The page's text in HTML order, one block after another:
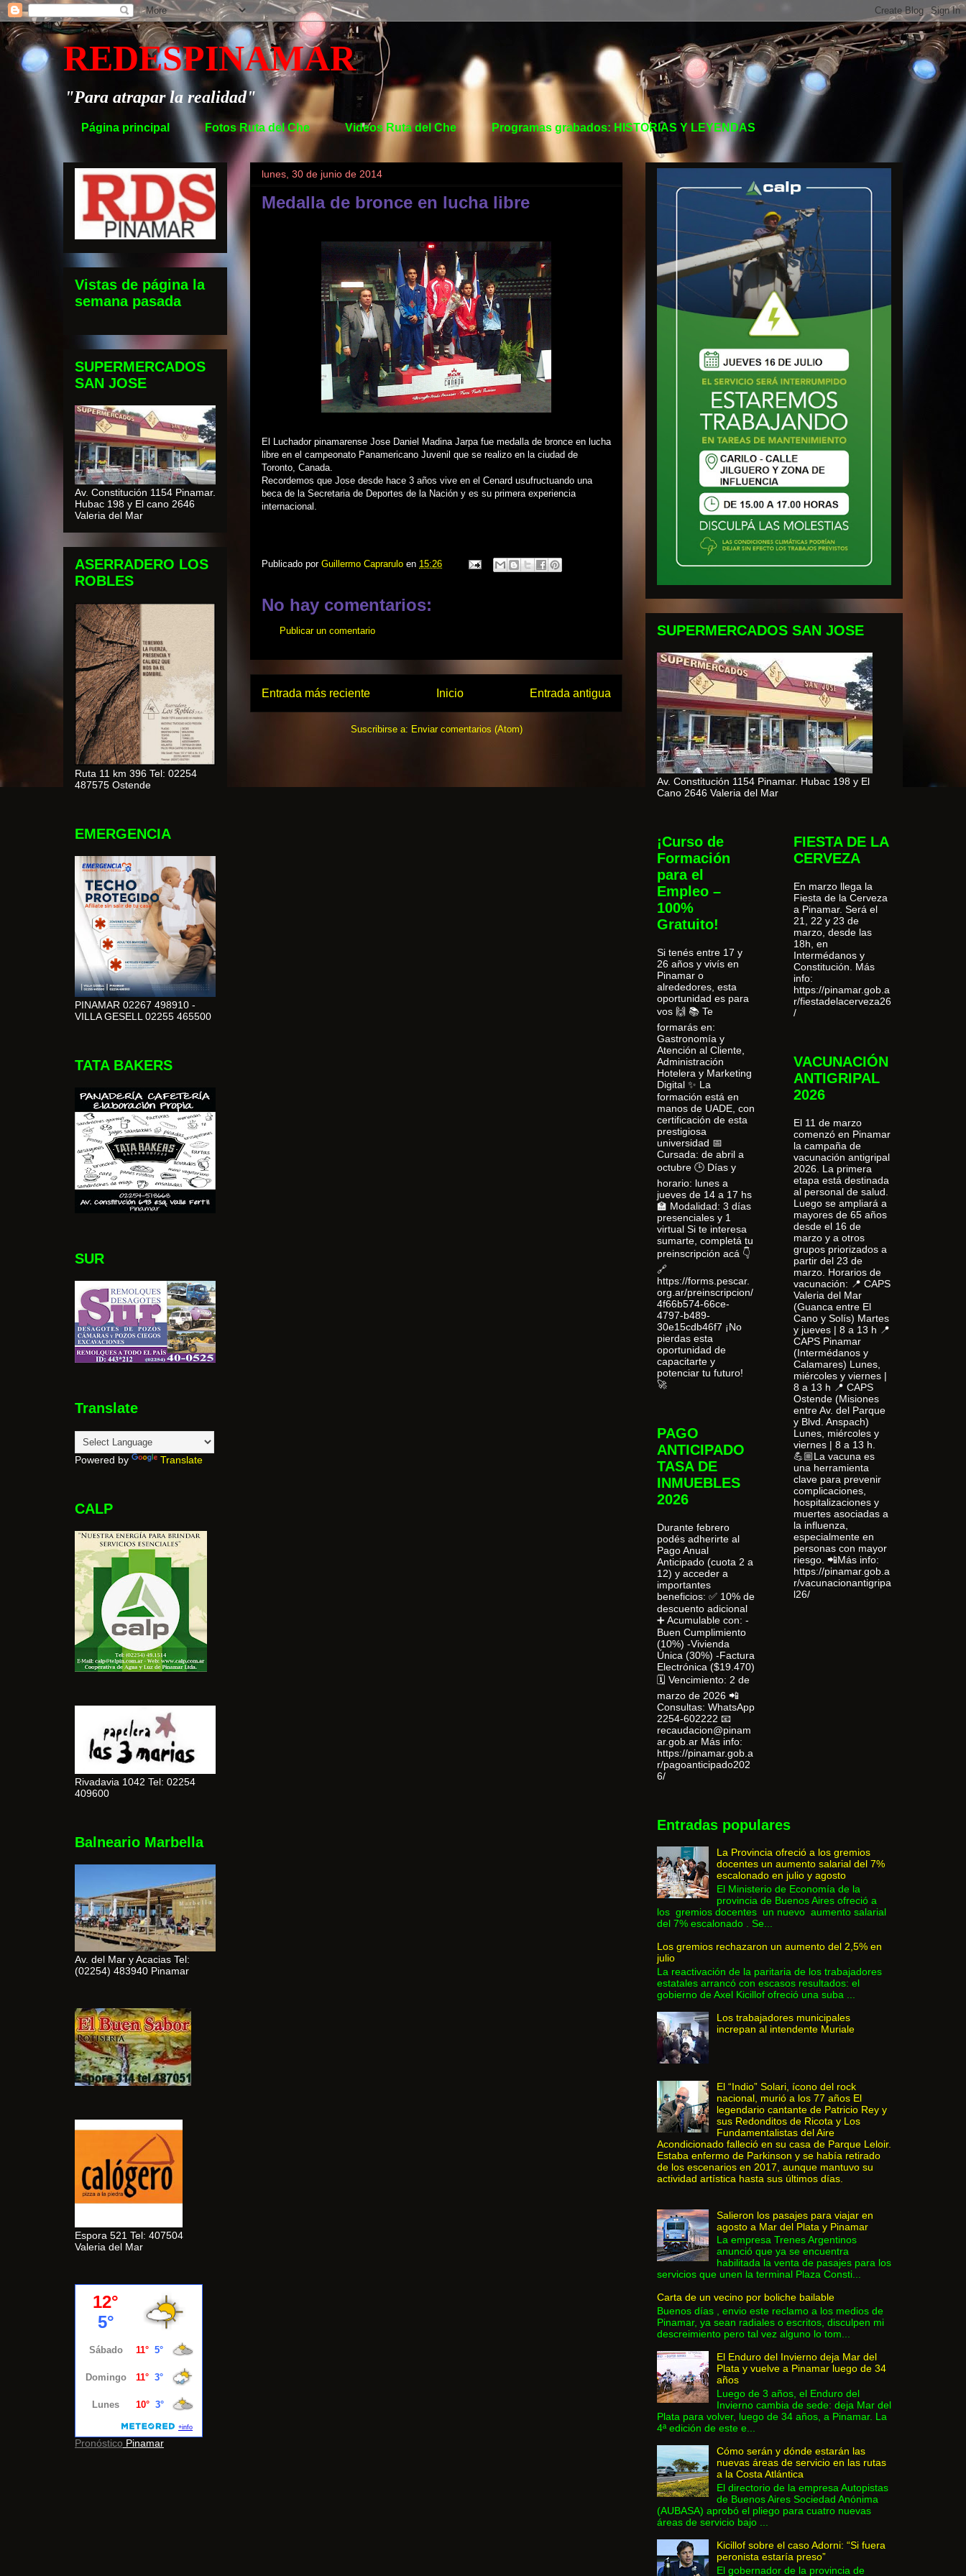
REDESPINAMAR
"Para atrapar la realidad"
Página principal Fotos Ruta del Che Videos Ruta del Che Programas grabados: HISTORIAS Y LEYENDAS
lunes, 30 de junio de 2014
Medalla de bronce en lucha libre
El Luchador pinamarense Jose Daniel Madina Jarpa fue medalla de bronce en lucha
libre en el campeonato Panamericano Juvenil que se realizo en la ciudad de
Toronto, Canada.
Recordemos que Jose desde hace 3 años vive en el Cenard usufructuando una
beca de la Secretaria de Deportes de la Nación y es su primera experiencia
internacional.
Publicado por Guillermo Caprarulo en 15:26
No hay comentarios:
Publicar un comentario
Entrada más reciente Entrada antigua
Inicio
Suscribirse a: Enviar comentarios (Atom)
Vistas de página la
semana pasada
SUPERMERCADOS
SAN JOSE
Av. Constitución 1154 Pinamar.
Hubac 198 y El cano 2646
Valeria del Mar
ASERRADERO LOS
ROBLES
Ruta 11 km 396 Tel: 02254
487575 Ostende
EMERGENCIA
PINAMAR 02267 498910 -
VILLA GESELL 02255 465500
TATA BAKERS
SUR
Translate
Powered by Translate
CALP
Rivadavia 1042 Tel: 02254
409600
Balneario Marbella
Av. del Mar y Acacias Tel:
(02254) 483940 Pinamar
Espora 521 Tel: 407504
Valeria del Mar
Pronóstico Pinamar
SUPERMERCADOS SAN JOSE
Av. Constitución 1154 Pinamar. Hubac 198 y El
Cano 2646 Valeria del Mar
¡Curso de
Formación
para el
Empleo –
100%
Gratuito!
Si tenés entre 17 y
26 años y vivís en
Pinamar o
alrededores, esta
oportunidad es para
vos 🙌 📚 Te
formarás en:
Gastronomía y
Atención al Cliente,
Administración
Hotelera y Marketing
Digital ✨ La
formación está en
manos de UADE, con
certificación de esta
prestigiosa
universidad 📅
Cursada: de abril a
octubre 🕒 Días y
horario: lunes a
jueves de 14 a 17 hs
🏫 Modalidad: 3 días
presenciales y 1
virtual Si te interesa
sumarte, completá tu
preinscripción acá 👇
🔗
https://forms.pescar.
org.ar/preinscripcion/
4f66b574-66ce-
4797-b489-
30e15cdb46f7 ¡No
pierdas esta
oportunidad de
capacitarte y
potenciar tu futuro!
🚀
PAGO
ANTICIPADO
TASA DE
INMUEBLES
2026
Durante febrero
podés adherirte al
Pago Anual
Anticipado (cuota 2 a
12) y acceder a
importantes
beneficios: ✅ 10% de
descuento adicional
➕ Acumulable con: -
Buen Cumplimiento
(10%) -Vivienda
Única (30%) -Factura
Electrónica ($19.470)
🗓 Vencimiento: 2 de
marzo de 2026 📲
Consultas: WhatsApp
2254-602222 📧
recaudacion@pinam
ar.gob.ar Más info:
https://pinamar.gob.a
r/pagoanticipado202
6/
FIESTA DE LA
CERVEZA
En marzo llega la
Fiesta de la Cerveza
a Pinamar. Será el
21, 22 y 23 de
marzo, desde las
18h, en
Intermédanos y
Constitución. Más
info:
https://pinamar.gob.a
r/fiestadelacerveza26
/
VACUNACIÓN
ANTIGRIPAL
2026
El 11 de marzo
comenzó en Pinamar
la campaña de
vacunación antigripal
2026. La primera
etapa está destinada
al personal de salud.
Luego se ampliará a
mayores de 65 años
desde el 16 de
marzo y a otros
grupos priorizados a
partir del 23 de
marzo. Horarios de
vacunación: 📍 CAPS
Valeria del Mar
(Guanca entre El
Cano y Solís) Martes
y jueves | 8 a 13 h 📍
CAPS Pinamar
(Intermédanos y
Calamares) Lunes,
miércoles y viernes |
8 a 13 h 📍 CAPS
Ostende (Misiones
entre Av. del Parque
y Blvd. Anspach)
Lunes, miércoles y
viernes | 8 a 13 h.
💪🏼La vacuna es
una herramienta
clave para prevenir
complicaciones,
hospitalizaciones y
muertes asociadas a
la influenza,
especialmente en
personas con mayor
riesgo. 📲Más info:
https://pinamar.gob.a
r/vacunacionantigripa
l26/
Entradas populares
La Provincia ofreció a los gremios
docentes un aumento salarial del 7%
escalonado en julio y agosto
El Ministerio de Economía de la
provincia de Buenos Aires ofreció a
los gremios docentes un nuevo aumento salarial
del 7% escalonado . Se...
Los gremios rechazaron un aumento del 2,5% en
julio
La reactivación de la paritaria de los trabajadores
estatales arrancó con escasos resultados: el
gobierno de Axel Kicillof ofreció una suba ...
Los trabajadores municipales
increpan al intendente Muriale
El “Indio” Solari, ícono del rock
nacional, murió a los 77 años El
legendario cantante de Patricio Rey y
sus Redonditos de Ricota y Los
Fundamentalistas del Aire
Acondicionado falleció en su casa de Parque Leloir.
Estaba enfermo de Parkinson y se había retirado
de los escenarios en 2017, aunque mantuvo su
actividad artística hasta sus últimos días.
Salieron los pasajes para viajar en
agosto a Mar del Plata y Pinamar
La empresa Trenes Argentinos
anunció que ya se encuentra
habilitada la venta de pasajes para los
servicios que unen la terminal Plaza Consti...
Carta de un vecino por boliche bailable
Buenos días , envio este reclamo a los medios de
Pinamar, ya sean radiales o escritos, disculpen mi
descreimiento pero tal vez alguno lo tom...
El Enduro del Invierno deja Mar del
Plata y vuelve a Pinamar luego de 34
años
Luego de 3 años, el Enduro del
Invierno cambia de sede: deja Mar del
Plata para volver, luego de 34 años, a Pinamar. La
4ª edición de este e...
Cómo serán y dónde estarán las
nuevas áreas de servicio en las rutas
a la Costa Atlántica
El directorio de la empresa Autopistas
de Buenos Aires Sociedad Anónima
(AUBASA) aprobó el pliego para cuatro nuevas
áreas de servicio bajo ...
Kicillof sobre el caso Adorni: “Si fuera
peronista estaría preso”
El gobernador de la provincia de